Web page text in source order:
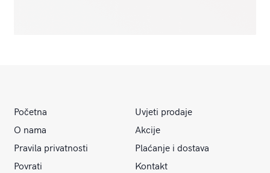
Početna
Uvjeti prodaje
O nama
Akcije
Pravila privatnosti
Plaćanje i dostava
Povrati
Kontakt